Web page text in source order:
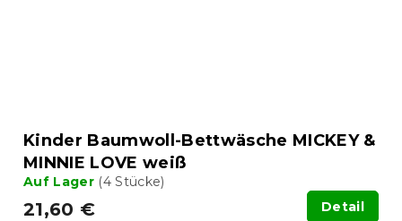
Kinder Baumwoll-Bettwäsche MICKEY &
MINNIE LOVE weiß
Auf Lager (4 Stücke)
21,60 € Detail